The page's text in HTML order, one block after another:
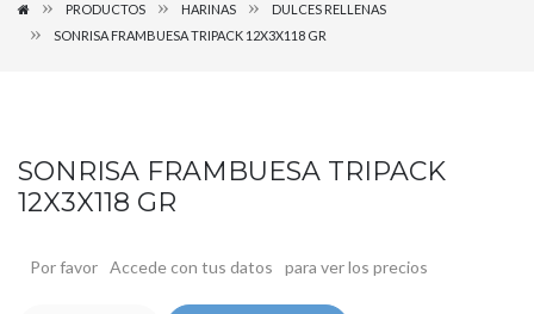
PRODUCTOS HARINAS
DULCES RELLENAS
SONRISA FRAMBUESA TRIPACK 12X3X118 GR
SONRISA FRAMBUESA TRIPACK
12X3X118 GR
Por favor Accede con tus datos para ver los precios